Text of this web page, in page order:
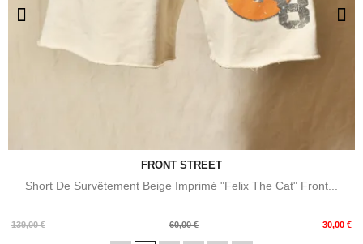
FRONT STREET
Short De Survêtement Beige Imprimé "Felix The Cat" Front...
139,00 €
Prix
60,00 € 30,00 €
Prix